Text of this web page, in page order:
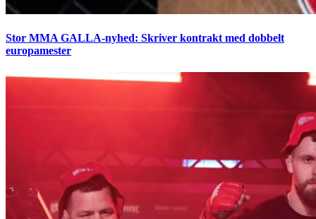
Stor MMA GALLA-nyhed: Skriver kontrakt med dobbelt
europamester